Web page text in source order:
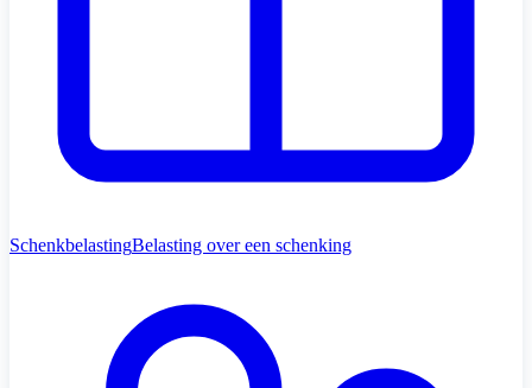
SchenkbelastingBelasting over een schenking